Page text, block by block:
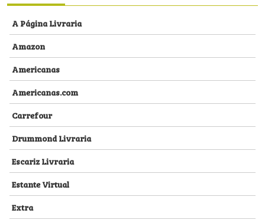
A Página Livraria
Amazon
Americanas
Americanas.com
Carrefour
Drummond Livraria
Escariz Livraria
Estante Virtual
Extra